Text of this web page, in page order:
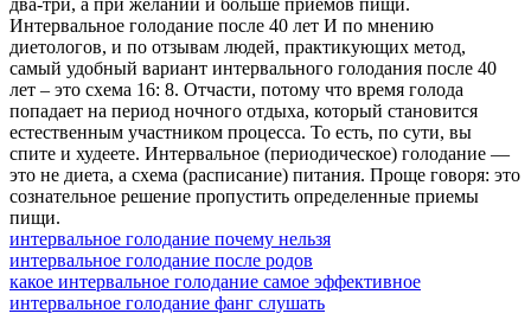
два-три, а при желании и больше приемов пищи.
Интервальное голодание после 40 лет И по мнению
диетологов, и по отзывам людей, практикующих метод,
самый удобный вариант интервального голодания после 40
лет – это схема 16: 8. Отчасти, потому что время голода
попадает на период ночного отдыха, который становится
естественным участником процесса. То есть, по сути, вы
спите и худеете. Интервальное (периодическое) голодание —
это не диета, а схема (расписание) питания. Проще говоря: это
сознательное решение пропустить определенные приемы
пищи.
интервальное голодание почему нельзя
интервальное голодание после родов
какое интервальное голодание самое эффективное
интервальное голодание фанг слушать